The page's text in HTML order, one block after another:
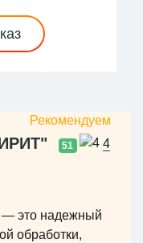
51 4
это надежный
обработки,